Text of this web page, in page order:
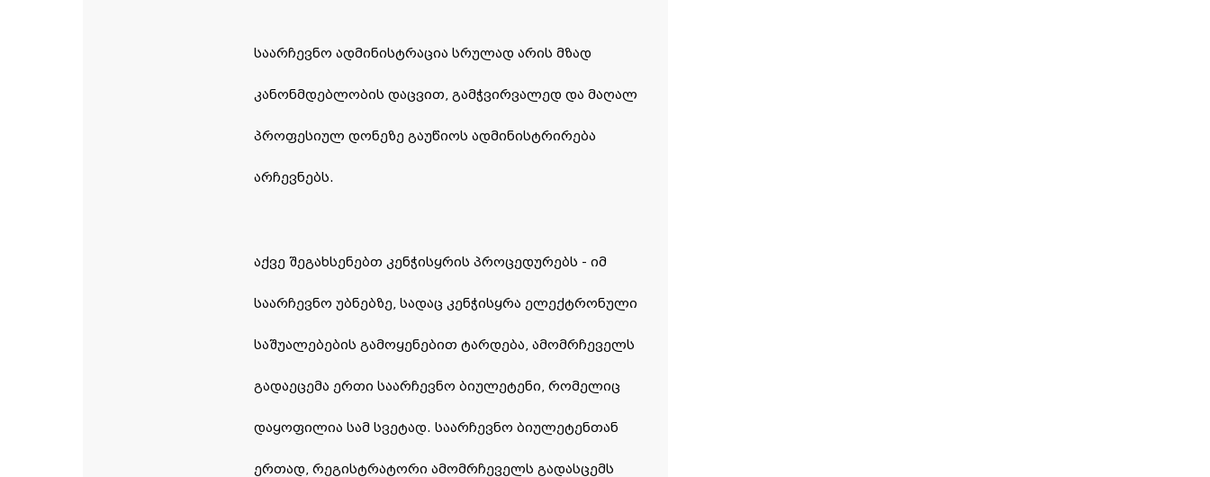
საარჩევნო ადმინისტრაცია სრულად არის მზად
კანონმდებლობის დაცვით, გამჭვირვალედ და მაღალ
პროფესიულ დონეზე გაუწიოს ადმინისტრირება
არჩევნებს.
აქვე შეგახსენებთ კენჭისყრის პროცედურებს - იმ
საარჩევნო უბნებზე, სადაც კენჭისყრა ელექტრონული
საშუალებების გამოყენებით ტარდება, ამომრჩეველს
გადაეცემა ერთი საარჩევნო ბიულეტენი, რომელიც
დაყოფილია სამ სვეტად. საარჩევნო ბიულეტენთან
ერთად, რეგისტრატორი ამომრჩეველს გადასცემს